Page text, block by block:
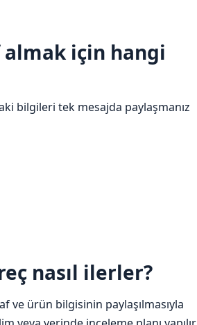
için hangi
bilgileri tek mesajda paylaşmanız
nasıl ilerler?
ürün bilgisinin paylaşılmasıyla